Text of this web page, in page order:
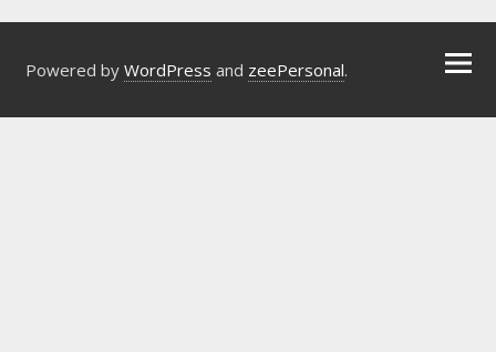
Powered by WordPress and zeePersonal.